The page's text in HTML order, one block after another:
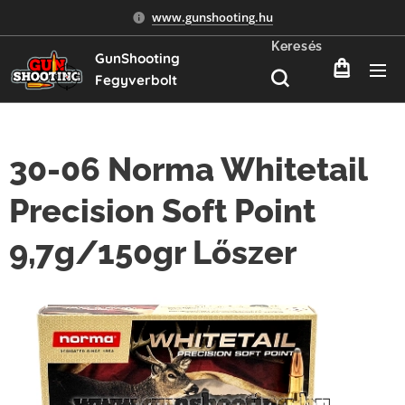
www.gunshooting.hu
GunShooting
Fegyverbolt
Keresés
30-06 Norma Whitetail
Precision Soft Point
9,7g/150gr Lőszer